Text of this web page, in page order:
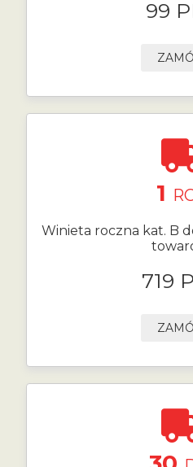
99
1
Winieta roczna kat. B
719